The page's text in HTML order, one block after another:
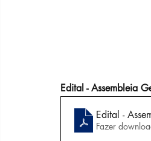
Edital - Assembleia
Edital -
Fazer